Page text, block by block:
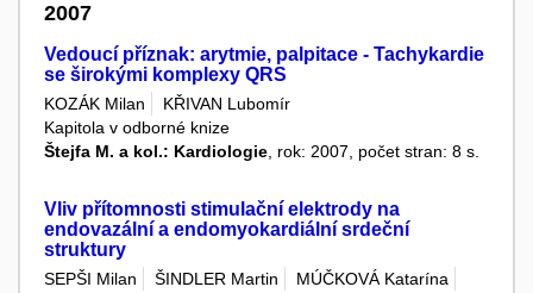
2007
Vedoucí příznak: arytmie, palpitace - Tachykardie
se širokými komplexy QRS
KOZÁK Milan
KŘIVAN Lubomír
Kapitola v odborné knize
Štejfa M. a kol.: Kardiologie , rok: 2007, počet stran: 8 s.
Vliv přítomnosti stimulační elektrody na
endovazální a endomyokardiální srdeční
struktury
SEPŠI Milan ŠINDLER Martin
MÚČKOVÁ Katarína